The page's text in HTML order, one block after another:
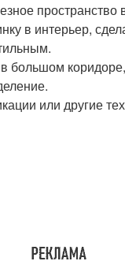
пространство
в интерьер,
большом
или другие